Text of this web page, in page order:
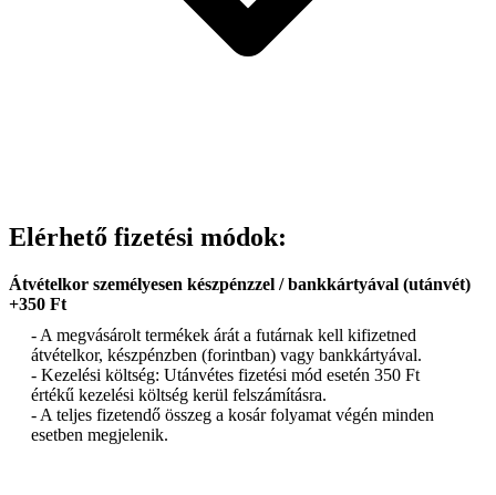
Elérhető fizetési módok:
Átvételkor személyesen készpénzzel / bankkártyával (utánvét)
+350 Ft
- A megvásárolt termékek árát a futárnak kell kifizetned
átvételkor, készpénzben (forintban) vagy bankkártyával.
- Kezelési költség: Utánvétes fizetési mód esetén 350 Ft
értékű kezelési költség kerül felszámításra.
- A teljes fizetendő összeg a kosár folyamat végén minden
esetben megjelenik.